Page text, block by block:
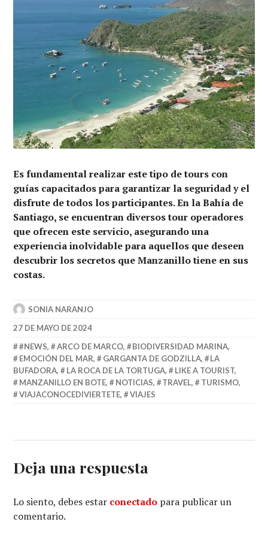
Es fundamental realizar este tipo de tours con
guías capacitados para garantizar la seguridad y el
disfrute de todos los participantes. En la Bahía de
Santiago, se encuentran diversos tour operadores
que ofrecen este servicio, asegurando una
experiencia inolvidable para aquellos que deseen
descubrir los secretos que Manzanillo tiene en sus
costas.
SONIA NARANJO
27 DE MAYO DE 2024
#NEWS, ARCO DE MARCO, BIODIVERSIDAD MARINA,
EMOCIÓN DEL MAR, GARGANTA DE GODZILLA,
LA
BUFADORA, LA ROCA DE LA TORTUGA, LIKE A TOURIST,
MANZANILLO EN BOTE, NOTICIAS, TRAVEL, TURISMO,
VIAJACONOCEDIVIERTETE, VIAJES
Deja una respuesta
Lo siento, debes estar conectado para publicar un
comentario.